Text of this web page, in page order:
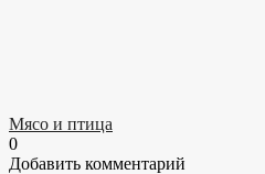
Мясо и птица
0
Добавить комментарий